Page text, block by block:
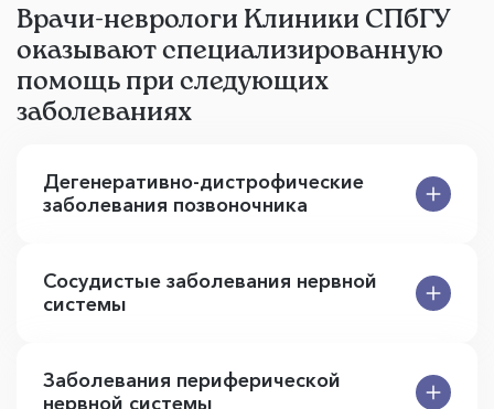
Врачи-неврологи Клиники СПбГУ
оказывают специализированную
помощь при следующих
заболеваниях
Дегенеративно-дистрофические
заболевания позвоночника
Сосудистые заболевания нервной
системы
Заболевания периферической
нервной системы